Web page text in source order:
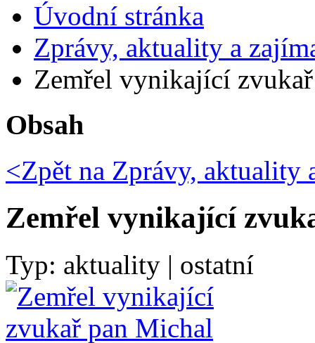
Úvodní stránka
Zprávy, aktuality a
Zemřel vynikající
Obsah
<Zpět na Zprávy, aktuality
Zemřel vynikající
Typ: aktuality | ostatní